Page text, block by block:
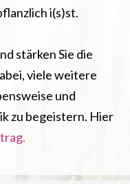
i(s)st.
stärken Sie die
viele weitere
und
zu begeistern. Hier